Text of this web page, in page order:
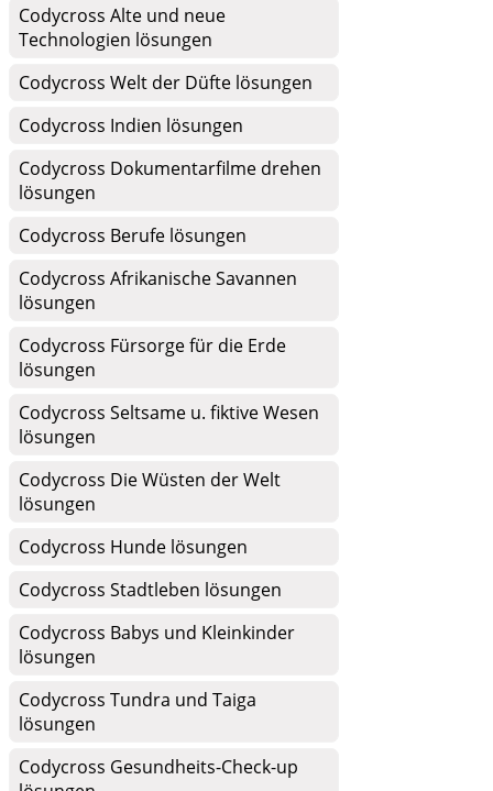
Codycross Alte und neue
Technologien lösungen
Codycross Welt der Düfte lösungen
Codycross Indien lösungen
Codycross Dokumentarfilme drehen
lösungen
Codycross Berufe lösungen
Codycross Afrikanische Savannen
lösungen
Codycross Fürsorge für die Erde
lösungen
Codycross Seltsame u. fiktive Wesen
lösungen
Codycross Die Wüsten der Welt
lösungen
Codycross Hunde lösungen
Codycross Stadtleben lösungen
Codycross Babys und Kleinkinder
lösungen
Codycross Tundra und Taiga
lösungen
Codycross Gesundheits-Check-up